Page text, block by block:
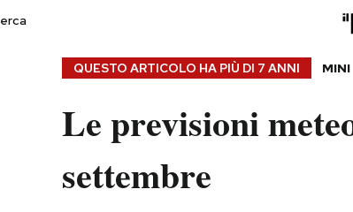
QUESTO ARTICOLO HA PIÙ DI 7 ANNI MINI
Le previsioni
settembre